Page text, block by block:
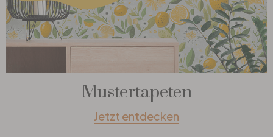
Mustertapeten
Jetzt entdecken